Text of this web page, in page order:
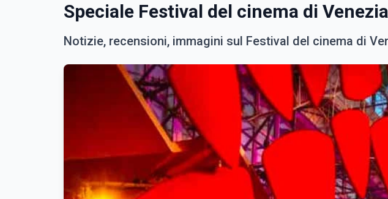
Speciale Festival del cinema di Venezia
Notizie, recensioni, immagini sul Festival del cinema di